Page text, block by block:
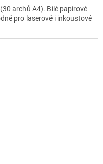
archů A4). Bílé papírové
pro laserové i inkoustové